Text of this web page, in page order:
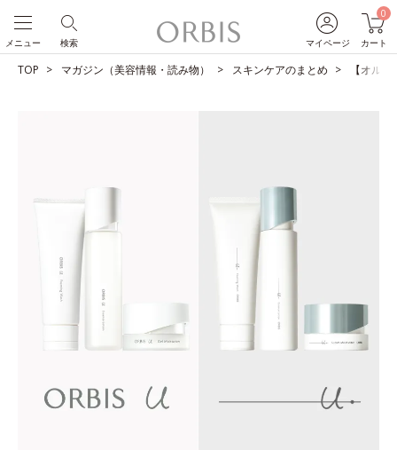
マイページ
0
カート
検索
メニュー
TOP マガジン（美容情報・読み物） スキンケアのまとめ 【オル